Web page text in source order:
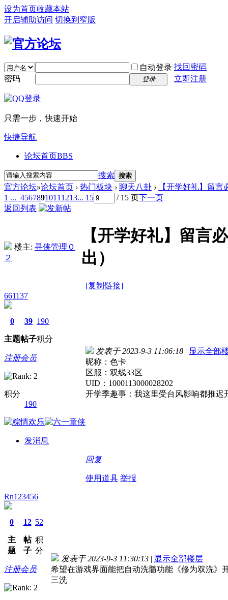
设为首页收藏本站
开启辅助访问 切换到窄版
自动登录 找回密码
密码
登录 立即注册
只需一步，快速开始
快捷导航
论坛首页BBS
搜索 搜索
官方论坛»论坛首页 › 热门板块 › 聊天八卦 ›
【开学好礼】留
1 ... 4567891011 1213... 15 / 15 页下一页
返回列表
楼主: 寻侠管理０
２
【开学好礼】留言
出）
[复制链接]
661137
0
主题
39
帖子
190
积分
注册会员
积分
190
发消息
发表于 2023-9-3 11:06:18 | 显示全部
昵称：色卡
区服：双线33区
UID：1000113000028202
开学季趣事：我这里受台风影响都推迟
回复
使用道具 举报
Rn123456
0
主
题
12
帖
子
52
积
分
注册会员
发表于 2023-9-3 11:30:13 | 显示全部楼层
希望在游戏界面能把自动洗髓功能《修为双洗》
三洗